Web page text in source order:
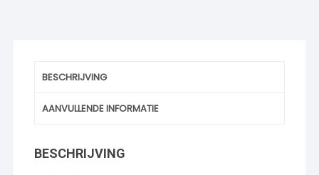
BESCHRIJVING
AANVULLENDE INFORMATIE
BESCHRIJVING